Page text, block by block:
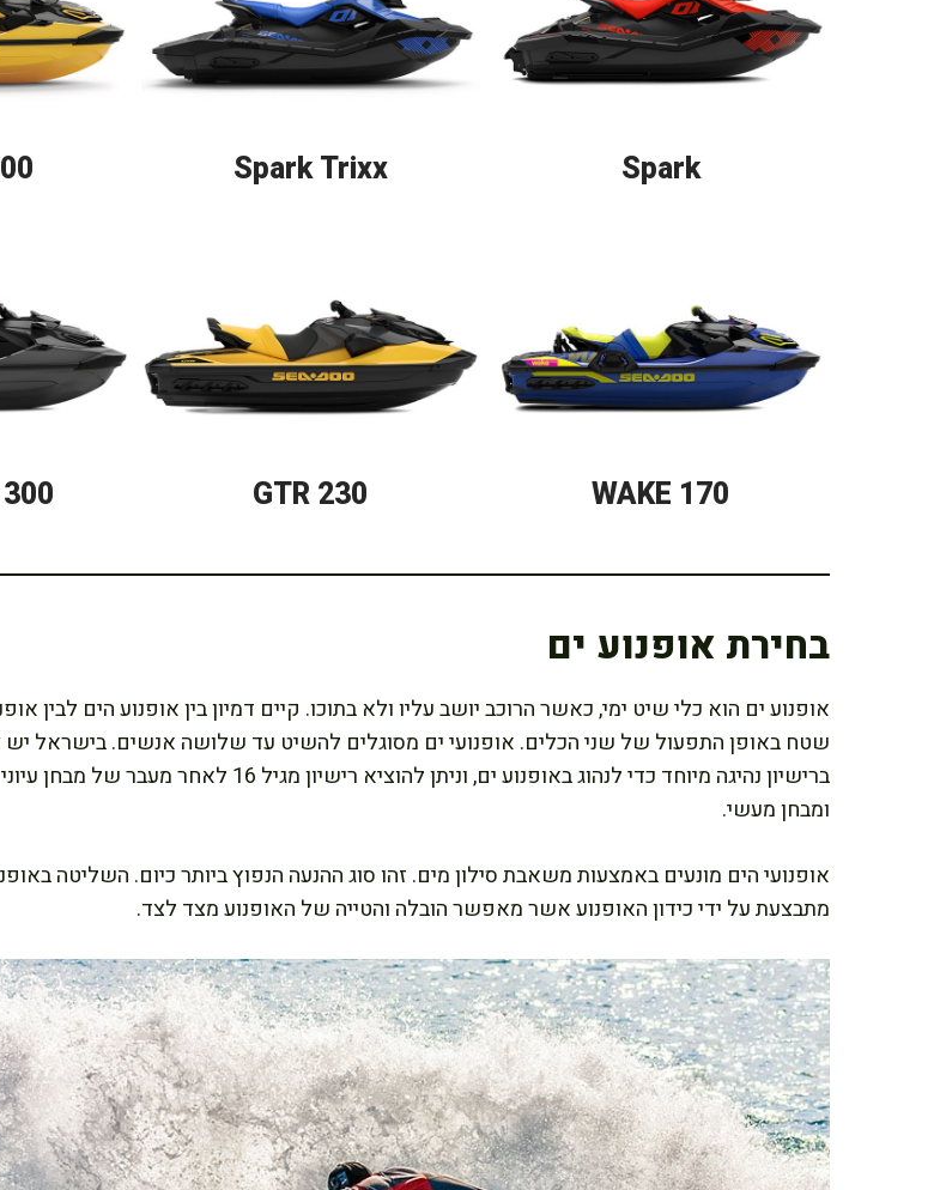
Spark
Spark Trixx
WAKE 170
GTR 230
בחירת אופנוע ים
אופנוע ים הוא כלי שיט ימי, כאשר הרוכב יושב עליו ולא בתוכו. קיים דמיון בין אופנוע הים לבין
שטח באופן התפעול של שני הכלים. אופנועי ים מסוגלים להשיט עד שלושה אנשים. בישראל יש
ברישיון נהיגה מיוחד כדי לנהוג באופנוע ים, וניתן להוציא רישיון מגיל 16 לאחר מעבר של מבחן עיוני
ומבחן מעשי.
אופנועי הים מונעים באמצעות משאבת סילון מים. זהו סוג ההנעה הנפוץ ביותר כיום. השליטה
מתבצעת על ידי כידון האופנוע אשר מאפשר הובלה והטייה של האופנוע מצד לצד.